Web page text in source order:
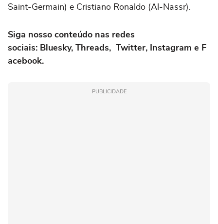
Saint-Germain) e Cristiano Ronaldo (Al-Nassr).
Siga nosso conteúdo nas redes
sociais: Bluesky, Threads, Twitter, Instagram e F
acebook.
PUBLICIDADE